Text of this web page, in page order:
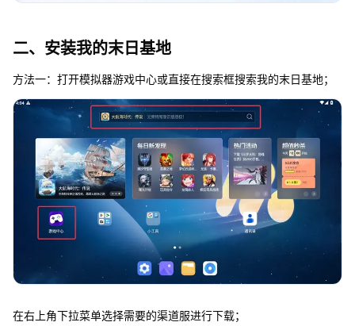
二、安装我的末日基地
方法一：打开模拟器游戏中心或直接在搜索框搜索我的末日基地；
在右上角下拉菜单选择需要的渠道服进行下载；